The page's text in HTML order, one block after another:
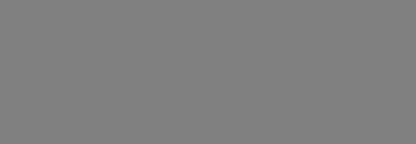
pour les